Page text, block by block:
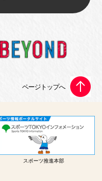
スポーツ推進本部